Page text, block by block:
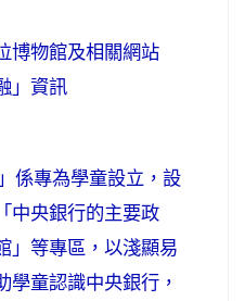
博物館及相關網站
」資訊
係專為學童設立，設
中央銀行的主要政
」等專區，以淺顯易
童認識中央銀行，